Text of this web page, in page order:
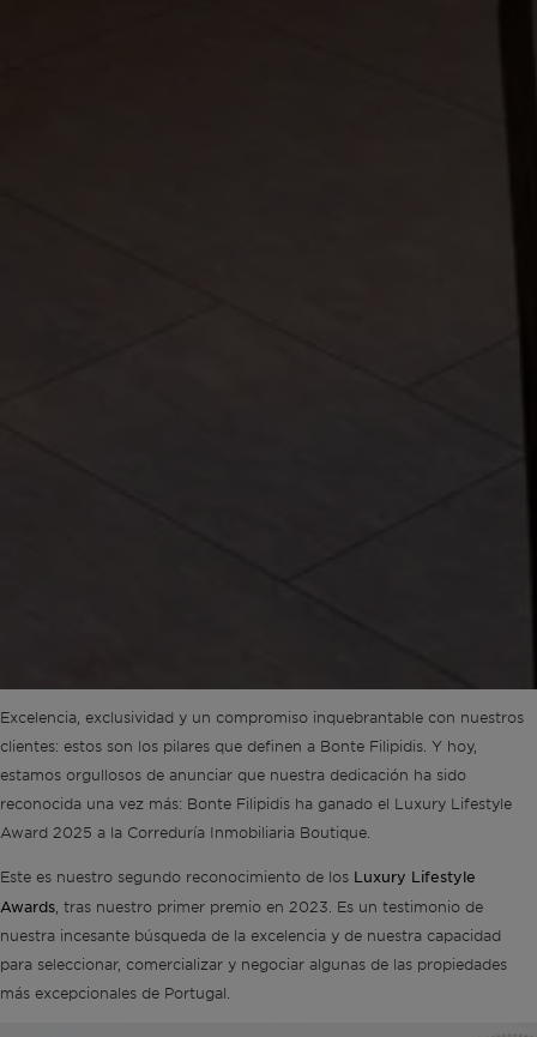
Excelencia, exclusividad y un compromiso inquebrantable con nuestros
clientes: estos son los pilares que definen a Bonte Filipidis. Y hoy,
estamos orgullosos de anunciar que nuestra dedicación ha sido
reconocida una vez más: Bonte Filipidis ha ganado el Luxury Lifestyle
Award 2025 a la Correduría Inmobiliaria Boutique.
Este es nuestro segundo reconocimiento de los Luxury Lifestyle
Awards , tras nuestro primer premio en 2023. Es un testimonio de
nuestra incesante búsqueda de la excelencia y de nuestra capacidad
para seleccionar, comercializar y negociar algunas de las propiedades
más excepcionales de Portugal.